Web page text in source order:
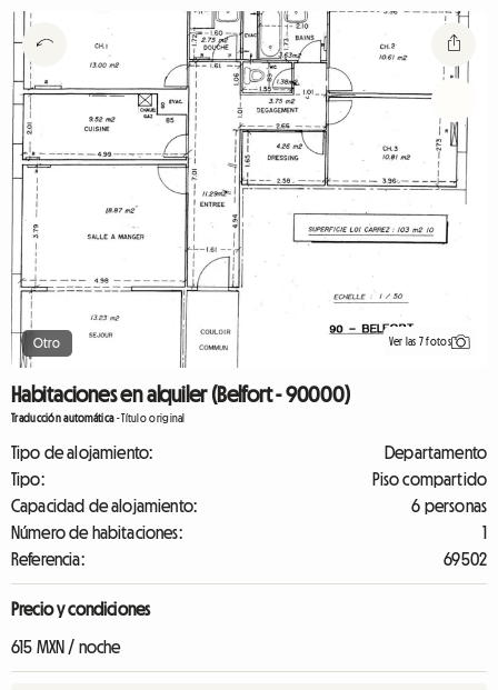
Otro Ver las 7 fotos
Habitaciones en alquiler (Belfort - 90000)
Traducción automática-Título original
Tipo de alojamiento:
Departamento
Tipo:
Piso compartido
Capacidad de alojamiento:
6 personas
Número de habitaciones:
1
Referencia:
69502
Precio y condiciones
615 MXN / noche